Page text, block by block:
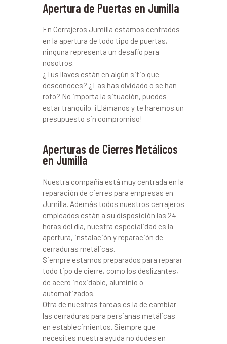
Apertura de Puertas en Jumilla
En Cerrajeros Jumilla estamos centrados
en la apertura de todo tipo de puertas,
ninguna representa un desafío para
nosotros.
¿Tus llaves están en algún sitio que
desconoces? ¿Las has olvidado o se han
roto? No importa la situación, puedes
estar tranquilo. ¡Llámanos y te haremos un
presupuesto sin compromiso!
Aperturas de Cierres Metálicos
en Jumilla
Nuestra compañía está muy centrada en la
reparación de cierres para empresas en
Jumilla. Además todos nuestros cerrajeros
empleados están a su disposición las 24
horas del día, nuestra especialidad es la
apertura, instalación y reparación de
cerraduras metálicas.
Siempre estamos preparados para reparar
todo tipo de cierre, como los deslizantes,
de acero inoxidable, aluminio o
automatizados.
Otra de nuestras tareas es la de cambiar
las cerraduras para persianas metálicas
en establecimientos. Siempre que
necesites nuestra ayuda no dudes en